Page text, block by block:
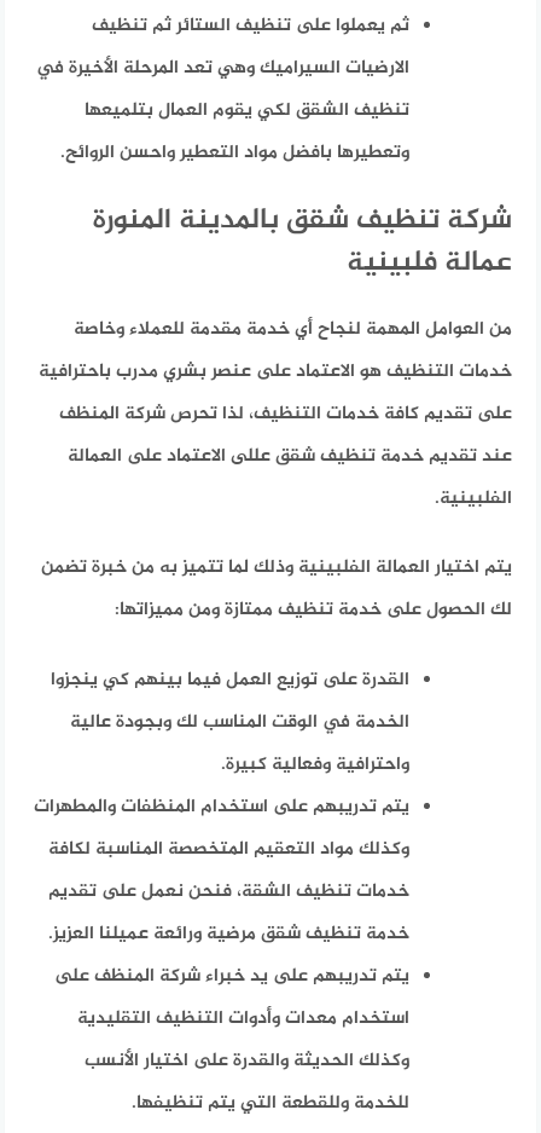
ثم يعملوا على تنظيف الستائر ثم تنظيف
الارضيات السيراميك وهي تعد المرحلة الأخيرة في
تنظيف الشقق لكي يقوم العمال بتلميعها
وتعطيرها بافضل مواد التعطير واحسن الروائح.
شركة تنظيف شقق بالمدينة المنورة
عمالة فلبينية
من العوامل المهمة لنجاح أي خدمة مقدمة للعملاء وخاصة
خدمات التنظيف هو الاعتماد على عنصر بشري مدرب باحترافية
على تقديم كافة خدمات التنظيف، لذا تحرص شركة المنظف
عند تقديم خدمة تنظيف شقق عللى الاعتماد على العمالة
الفلبينية.
يتم اختيار العمالة الفلبينية وذلك لما تتميز به من خبرة تضمن
لك الحصول على خدمة تنظيف ممتازة ومن مميزاتها:
القدرة على توزيع العمل فيما بينهم كي ينجزوا
الخدمة في الوقت المناسب لك وبجودة عالية
واحترافية وفعالية كبيرة.
يتم تدريبهم على استخدام المنظفات والمطهرات
وكذلك مواد التعقيم المتخصصة المناسبة لكافة
خدمات تنظيف الشقة، فنحن نعمل على تقديم
خدمة تنظيف شقق مرضية ورائعة عميلنا العزيز.
يتم تدريبهم على يد خبراء شركة المنظف على
استخدام معدات وأدوات التنظيف التقليدية
وكذلك الحديثة والقدرة على اختيار الأنسب
للخدمة وللقطعة التي يتم تنظيفها.